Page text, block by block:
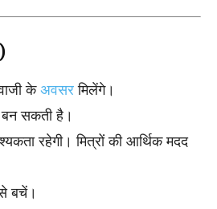
केअवसरमिलेंगे।
बन सकती है।
रहेगी। मित्रों की आर्थिक मदद
से बचें।